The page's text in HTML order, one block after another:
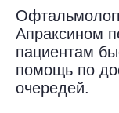
Апраксином
пациентам
помощь по
очередей.